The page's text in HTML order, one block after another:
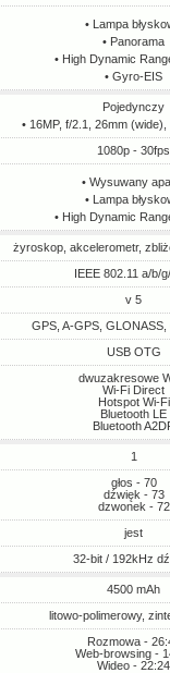
• Lampa
• Panorama
• High Dynamic
• Gyro-EIS
Pojedynczy
• 16MP, f/2.1, 26mm
1080p - 30fps
• Wysuwany
• Lampa
• High Dynamic
żyroskop, akcelerometr,
IEEE 802.11 a/b/
v 5
GPS, A-GPS, GLONASS,
USB OTG
dwuzakresowe
Wi-Fi Direct
Hotspot Wi-Fi
Bluetooth LE
Bluetooth
1
głos - 70
dźwięk - 73
dzwonek - 72
jest
32-bit / 192kHz
4500 mAh
litowo-polimerowy,
Rozmowa -
Web-browsing -
Wideo - 22:24